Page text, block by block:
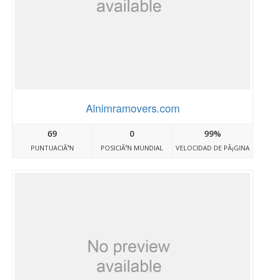
Alnimramovers.com
69
PUNTUACIÃ³N
0
POSICIÃ³N MUNDIAL
99%
VELOCIDAD DE PÃ¡GINA